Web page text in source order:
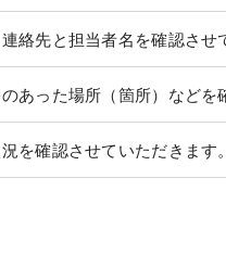
絡先と担当者名を確認させ
あった場所（箇所）などを
を確認させていただきます。